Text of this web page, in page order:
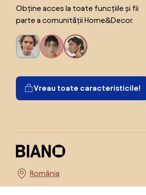
Obține acces la toate funcțiile și fii
parte a comunității Home&Decor.
Vreau toate caracteristicile!
Alege țara